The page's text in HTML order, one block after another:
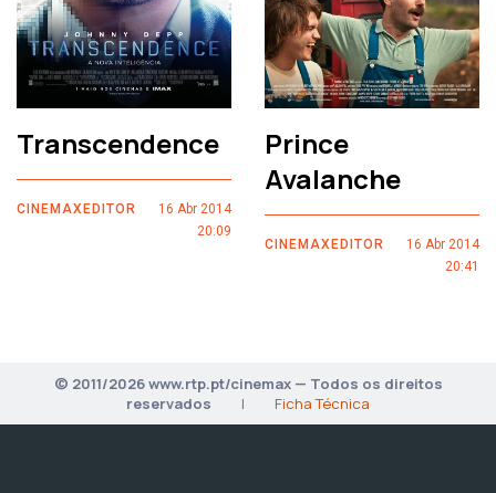
Transcendence
CINEMAXEDITOR
16 Abr 2014
20:09
Prince
Avalanche
CINEMAXEDITOR
16 Abr 2014
20:41
© 2011/2026 www.rtp.pt/cinemax — Todos os direitos
reservados
| Ficha Técnica